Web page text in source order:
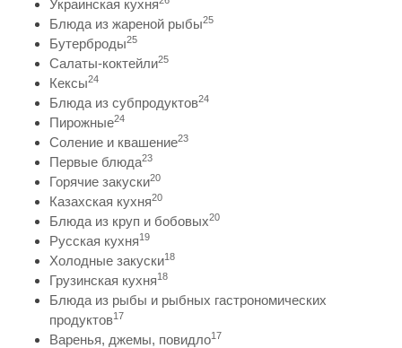
Украинская кухня
Блюда из жареной рыбы25
Бутерброды25
Салаты-коктейли25
Кексы24
Блюда из субпродуктов24
Пирожные24
Соление и квашение23
Первые блюда23
Горячие закуски20
Казахская кухня20
Блюда из круп и бобовых20
Русская кухня19
Холодные закуски18
Грузинская кухня18
Блюда из рыбы и рыбных гастрономических
продуктов17
Варенья, джемы, повидло17